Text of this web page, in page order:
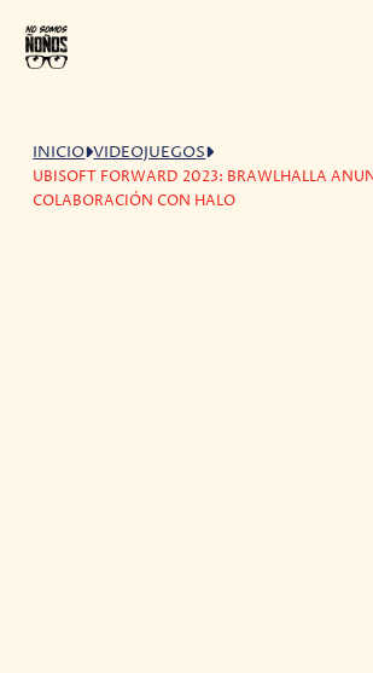
INICIO VIDEOJUEGOS
UBISOFT FORWARD 2023: BRAWLHALLA
COLABORACIÓN CON HALO